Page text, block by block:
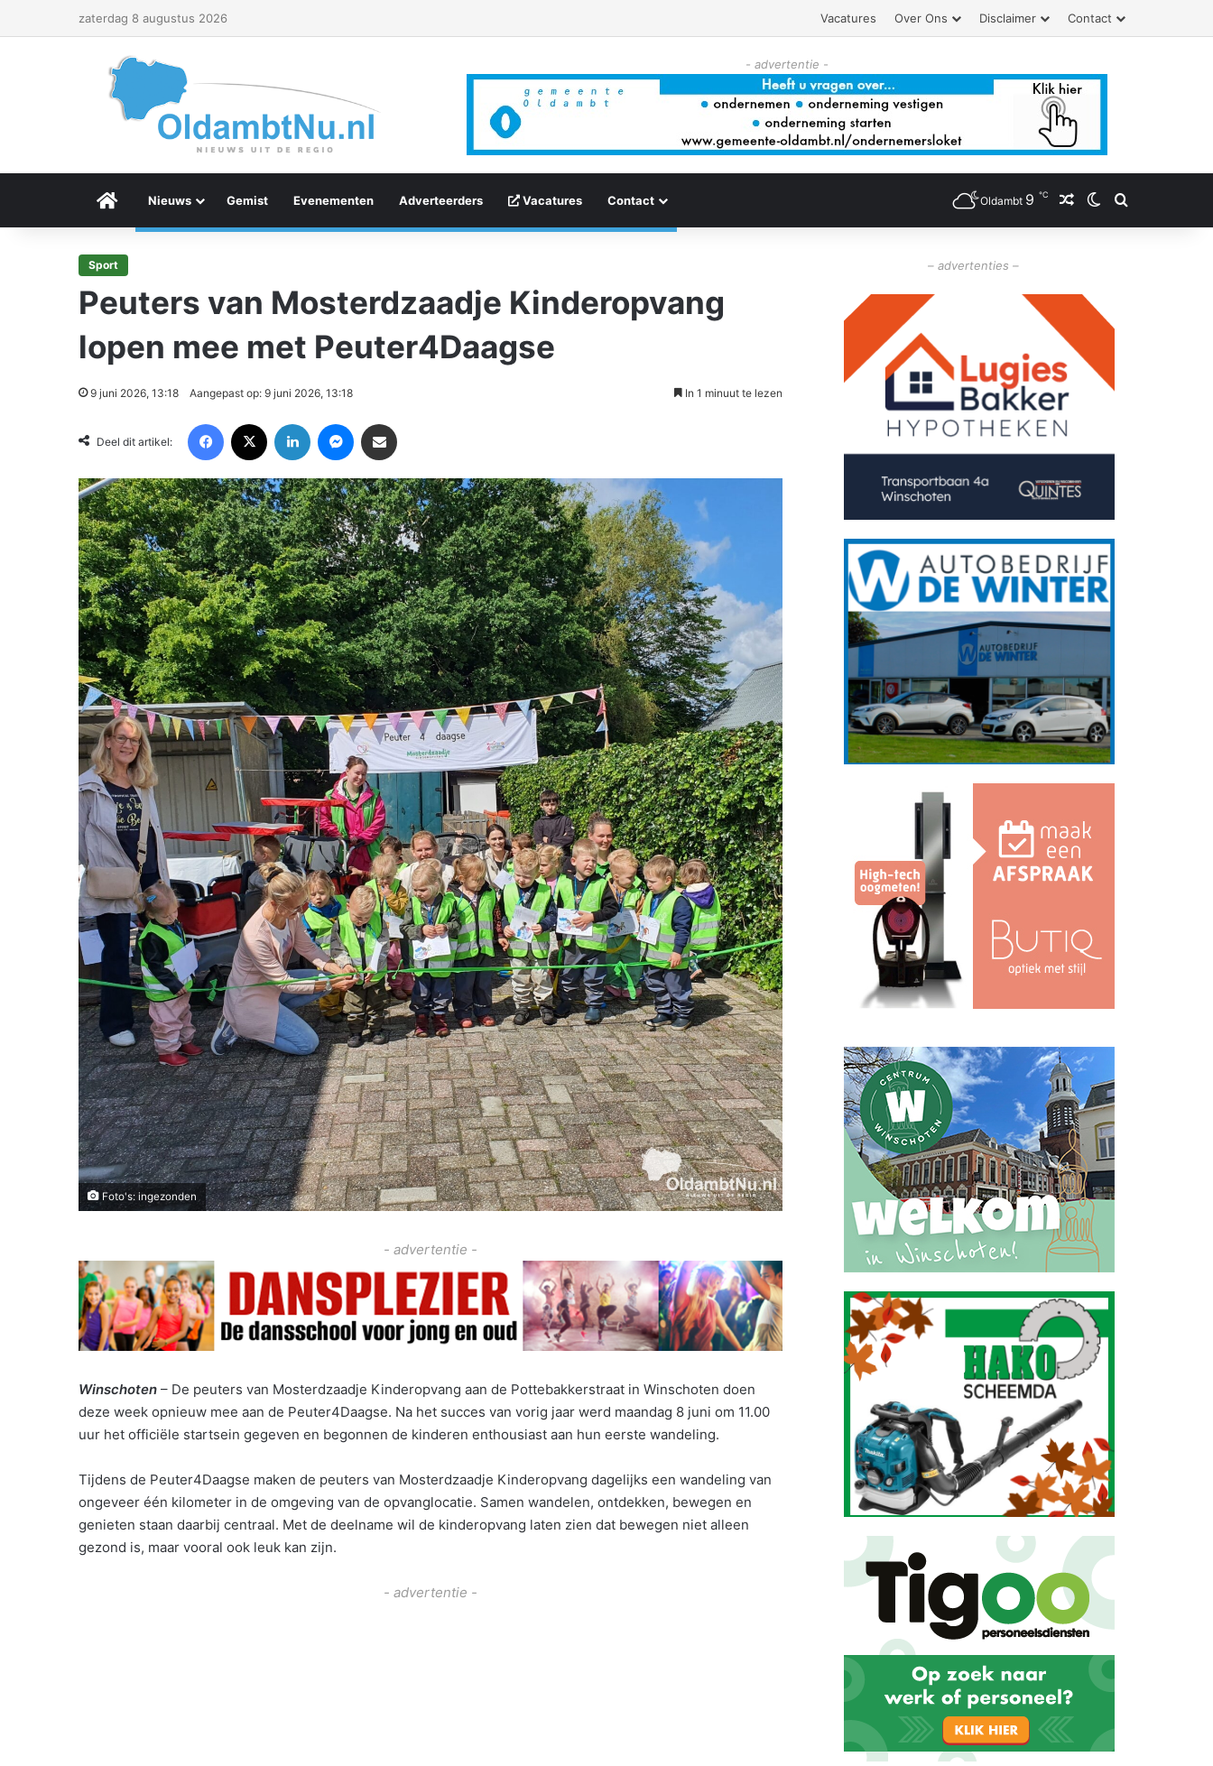
zaterdag 8 augustus 2026 Vacatures Over Ons Disclaimer Contact
- advertentie -
Menu Item
Nieuws Gemist Evenementen Adverteerders Vacatures Contact Oldambt 9 ℃ Willekeurig artikel
Switch skin
Zoeken
Sport
Peuters van Mosterdzaadje Kinderopvang
lopen mee met Peuter4Daagse
9 juni 2026, 13:18 Aangepast op: 9 juni 2026, 13:18 In 1 minuut te lezen
Deel dit artikel:
Foto's: ingezonden
- advertentie -
Winschoten – De peuters van Mosterdzaadje Kinderopvang aan de Pottebakkerstraat in Winschoten doen
deze week opnieuw mee aan de Peuter4Daagse. Na het succes van vorig jaar werd maandag 8 juni om 11.00
uur het officiële startsein gegeven en begonnen de kinderen enthousiast aan hun eerste wandeling.
Tijdens de Peuter4Daagse maken de peuters van Mosterdzaadje Kinderopvang dagelijks een wandeling van
ongeveer één kilometer in de omgeving van de opvanglocatie. Samen wandelen, ontdekken, bewegen en
genieten staan daarbij centraal. Met de deelname wil de kinderopvang laten zien dat bewegen niet alleen
gezond is, maar vooral ook leuk kan zijn.
- advertentie -
– advertenties –